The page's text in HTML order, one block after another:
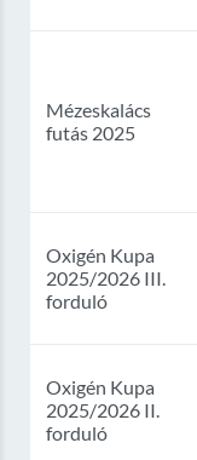
Mézeskalács
futás 2025
Oxigén Kupa
2025/2026 III.
forduló
Oxigén Kupa
2025/2026 II.
forduló